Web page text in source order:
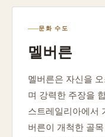
문화 수도
멜버른
멜버른은 자신을
며 강력한 주장을
스트레일리아에서
버른이 개척한 골